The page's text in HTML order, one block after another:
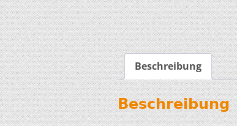
Beschreibung
Beschreibung